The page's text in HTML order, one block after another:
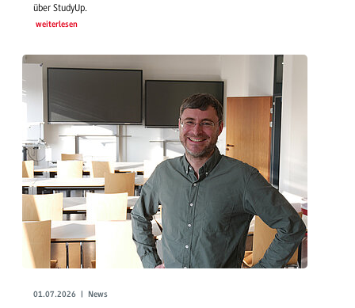
über StudyUp.
weiterlesen
01.07.2026 | News